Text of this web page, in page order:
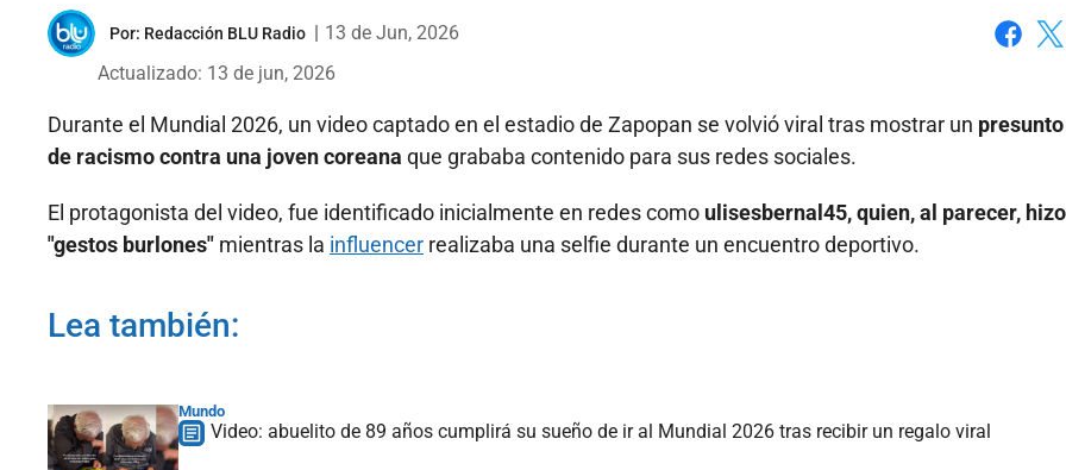
Por: Redacción BLU Radio
13 de Jun, 2026
Actualizado: 13 de jun, 2026
Durante el Mundial 2026, un video captado en el estadio de Zapopan se volvió viral tras mostrar un
de racismo contra una joven coreana que grababa contenido para sus redes sociales.
El protagonista del video, fue identificado inicialmente en redes como ulisesbernal45, quien, al parecer, hizo
"gestos burlones" mientras la influencer realizaba una selfie durante un encuentro deportivo.
Lea también:
Mundo
Video: abuelito de 89 años cumplirá su sueño de ir al Mundial 2026 tras recibir un regalo viral